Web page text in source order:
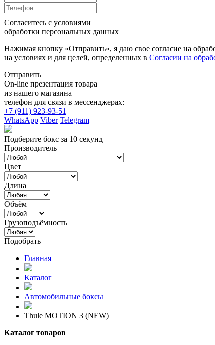
Согласитесь с условиями
обработки персональных данных
Нажимая кнопку «Отправить», я даю свое согласие на
на условиях и для целей, определенных в Согласии на
Отправить
On-line презентация товара
из нашего магазина
телефон для связи в мессенджерах:
+7 (911) 923-93-51
WhatsApp Viber Telegram
Подберите бокс за 10 секунд
Производитель
Цвет
Длина
Объём
Грузоподъёмность
Подобрать
Главная
Каталог
Автомобильные боксы
Thule MOTION 3 (NEW)
Каталог товаров